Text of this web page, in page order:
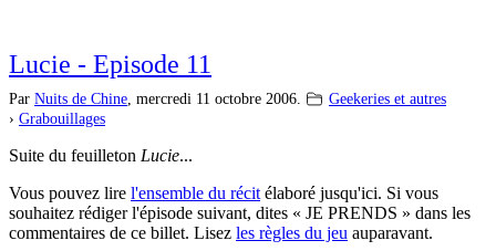
Lucie - Episode 11
Par Nuits de Chine, mercredi 11 octobre 2006.
Geekeries et autres
› Grabouillages
Suite du feuilleton Lucie...
Vous pouvez lire l'ensemble du récit élaboré jusqu'ici. Si vous
souhaitez rédiger l'épisode suivant, dites « JE PRENDS » dans les
commentaires de ce billet. Lisez les règles du jeu auparavant.